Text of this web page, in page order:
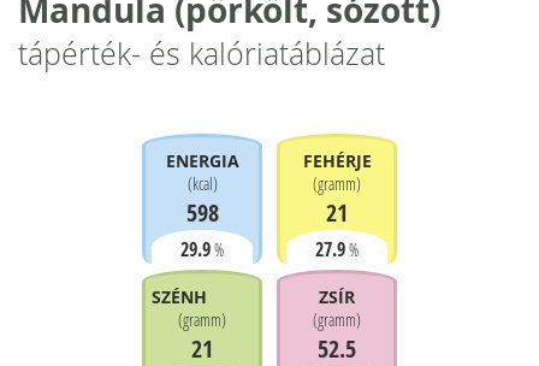
Mandula (pörkölt, sózott)
tápérték- és kalóriatáblázat
ENERGIA
(kcal)
598
29.9%
FEHÉRJE
(gramm)
21
27.9%
SZÉNHIDRÁT
(gramm)
21
ZSÍR
(gramm)
52.5